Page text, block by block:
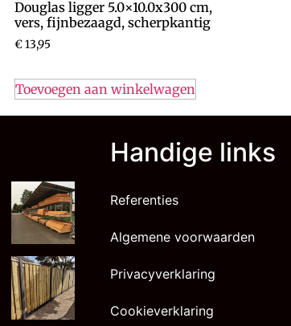
Douglas ligger 5.0×10.0x300 cm,
vers, fijnbezaagd, scherpkantig
€13,95
Toevoegen aan winkelwagen
Handige links
Referenties
Algemene voorwaarden
Privacyverklaring
Cookieverklaring